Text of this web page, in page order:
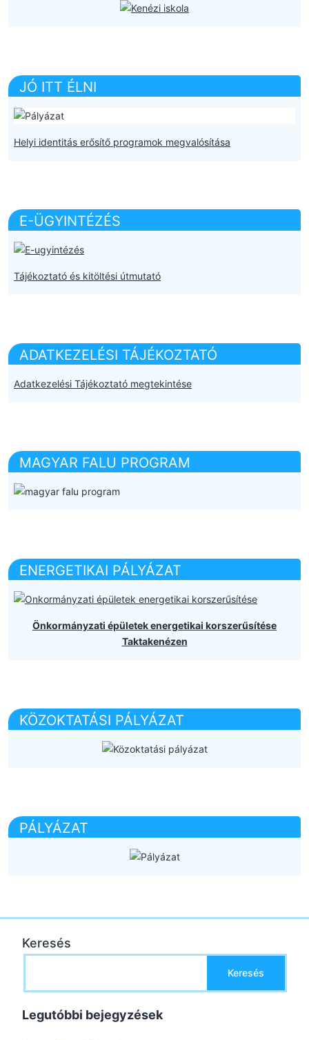
JÓ ITT ÉLNI
Helyi identitás erősítő programok megvalósítása
E-ÜGYINTÉZÉS
Tájékoztató és kitöltési útmutató
ADATKEZELÉSI TÁJÉKOZTATÓ
Adatkezelési Tájékoztató megtekintése
MAGYAR FALU PROGRAM
ENERGETIKAI PÁLYÁZAT
Önkormányzati épületek energetikai korszerűsítése
Taktakenézen
KÖZOKTATÁSI PÁLYÁZAT
PÁLYÁZAT
Keresés
Keresés
Legutóbbi bejegyzések